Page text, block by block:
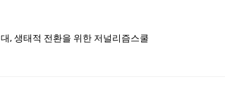
, 생태적 전환을 위한 저널리즘스쿨